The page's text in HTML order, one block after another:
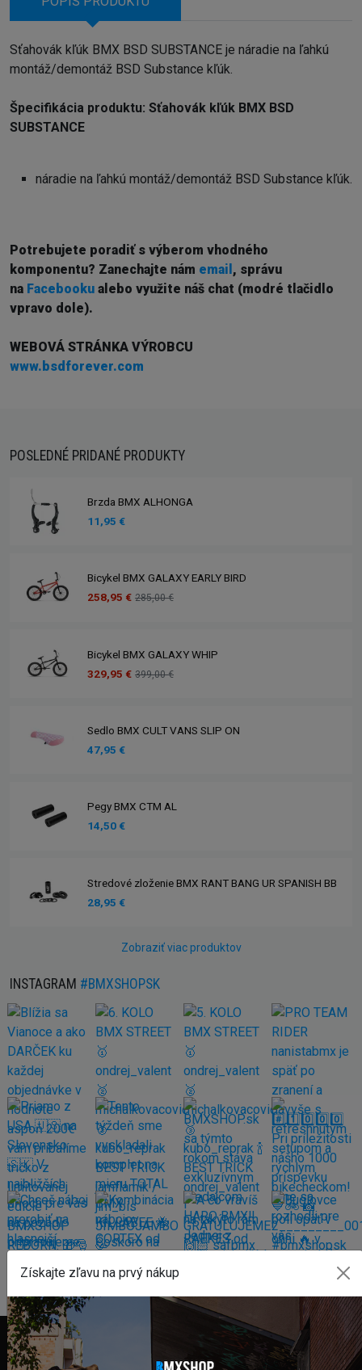
Sťahovák kľúk BMX BSD SUBSTANCE je náradie na ľahkú
montáž/demontáž BSD Substance kľúk.
Špecifikácia produktu: Sťahovák kľúk BMX BSD
SUBSTANCE
náradie na ľahkú montáž/demontáž BSD Substance kľúk.
Potrebujete poradiť s výberom vhodného
komponentu? Zanechajte nám email , správu
na Facebooku alebo využite náš chat (modré tlačidlo
vpravo dole).
WEBOVÁ STRÁNKA VÝROBCU
www.bsdforever.com
POSLEDNÉ PRIDANÉ PRODUKTY
Brzda BMX ALHONGA
11,95 €
Bicykel BMX GALAXY EARLY BIRD
258,95 € 285,00 €
Bicykel BMX GALAXY WHIP
329,95 € 399,00 €
Sedlo BMX CULT VANS SLIP ON
47,95 €
Pegy BMX CTM AL
14,50 €
Stredové zloženie BMX RANT BANG UR SPANISH BB
28,95 €
Zobraziť viac produktov
INSTAGRAM #BMXSHOPSK
Získajte zľavu na prvý nákup